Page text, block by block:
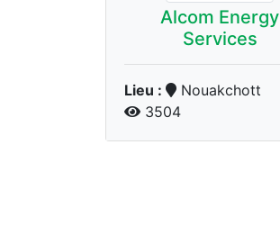
Alcom Energy
Services
Lieu :
Nouakchott
3504